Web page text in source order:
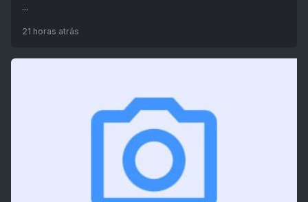
...
21 horas atrás